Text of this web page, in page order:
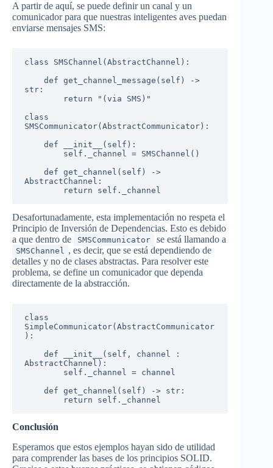
A partir de aquí, se puede definir un canal y un
comunicador para que nuestras inteligentes aves puedan
enviarse mensajes SMS:
class SMSChannel(AbstractChannel):
str:
class
SMSCommunicator(AbstractCommunicator):
AbstractChannel:
        return self._channel
Desafortunadamente, esta implementación no respeta el
Principio de Inversión de Dependencias. Esto es debido
a que dentro de
SMSCommunicator se está llamando a
SMSChannel , es decir, que se está dependiendo de
detalles y no de clases abstractas. Para resolver este
problema, se define un comunicador que dependa
directamente de la abstracción.
class
SimpleCommunicator(AbstractCommunicator
):
AbstractChannel):
        return self._channel
Conclusión
Esperamos que estos ejemplos hayan sido de utilidad
para comprender las bases de los principios SOLID.